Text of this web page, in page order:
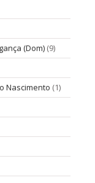
(Dom) (9)
Nascimento (1)